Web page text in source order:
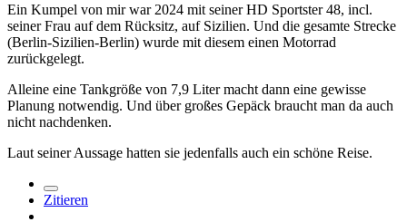
Ein Kumpel von mir war 2024 mit seiner HD Sportster 48, incl.
seiner Frau auf dem Rücksitz, auf Sizilien. Und die gesamte Strecke
(Berlin-Sizilien-Berlin) wurde mit diesem einen Motorrad
zurückgelegt.
Alleine eine Tankgröße von 7,9 Liter macht dann eine gewisse
Planung notwendig. Und über großes Gepäck braucht man da auch
nicht nachdenken.
Laut seiner Aussage hatten sie jedenfalls auch ein schöne Reise.
Zitieren